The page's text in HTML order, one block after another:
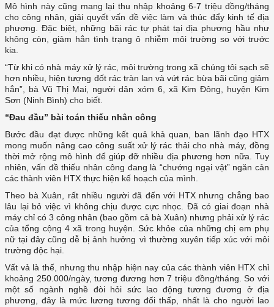
Mô hình này cũng mang lại thu nhập khoảng 6-7 triệu đồng/tháng
cho công nhân, giải quyết vấn đề việc làm và thúc đẩy kinh tế địa
phương. Đặc biệt, những bãi rác tự phát tại địa phương hầu như
không còn, giảm hẳn tình trạng ô nhiễm môi trường so với trước
kia.
“Từ khi có nhà máy xử lý rác, môi trường trong xã chúng tôi sạch sẽ
hơn nhiều, hiện tượng đốt rác tràn lan và vứt rác bừa bãi cũng giảm
hẳn”, bà Vũ Thị Mai, người dân xóm 6, xã Kim Đông, huyện Kim
Sơn (Ninh Bình) cho biết.
“Đau đầu” bài toán thiếu nhân công
Bước đầu đạt được những kết quả khả quan, ban lãnh đạo HTX
mong muốn nâng cao công suất xử lý rác thải cho nhà máy, đồng
thời mở rộng mô hình để giúp đỡ nhiều địa phương hơn nữa. Tuy
nhiên, vấn đề thiếu nhân công đang là “chướng ngại vật” ngăn cản
các thành viên HTX thực hiện kế hoạch của mình.
Theo bà Xuân, rất nhiều người đã đến với HTX nhưng chẳng bao
lâu lại bỏ việc vì không chịu được cực nhọc. Đã có giai đoạn nhà
máy chỉ có 3 công nhân (bao gồm cả bà Xuân) nhưng phải xử lý rác
của tổng cộng 4 xã trong huyện. Sức khỏe của những chị em phụ
nữ tại đây cũng dễ bị ảnh hưởng vì thường xuyên tiếp xúc với môi
trường độc hại.
Vất vả là thế, nhưng thu nhập hiện nay của các thành viên HTX chỉ
khoảng 250.000/ngày, tương đương hơn 7 triệu đồng/tháng. So với
một số ngành nghề đòi hỏi sức lao động tương đương ở địa
phương, đây là mức lương tương đối thấp, nhất là cho người lao